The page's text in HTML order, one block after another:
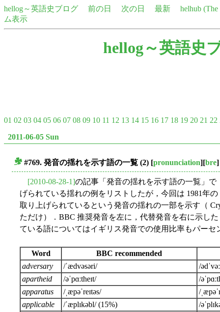
hellog～英語史ブログ 前の日 次の日 最新
helhub
ム表示
hellog～英語史
01 02 03 04 05 06 07 08 09 10 11 12 13 14 15 16 17 18 19 20 21 22
2011-06-05 Sun
#769. 発音の揺れを示す語の一覧 (2) [pronunciation][bre]
[2010-08-28-1]の記事「発音の揺れを示す語の一覧」で
げられている揺れの例をリストしたが，今回は 1981年
取り上げられているという発音の揺れの一部を示す（
ただけ）．BBC 推奨発音を左に，代替発音を右に示した
ている語についてはイギリス発音での使用比率もパーセ
Word
BBC recommended
adversary
/ˈædvəsəri/
/
apartheid
/əˈpɑːtheɪt/
/
apparatus
/ˌæpəˈreɪtəs/
/
applicable
/ˈæplɪkəbl/ (15%)
/